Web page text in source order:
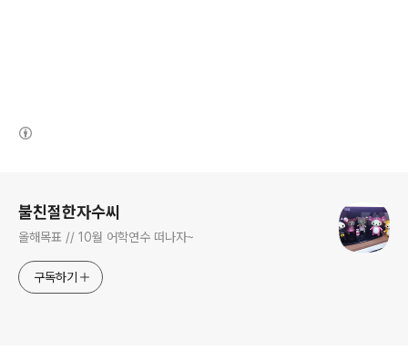
불친절한자수씨
올해목표 // 10월 어학연수 떠나자~
구독하기